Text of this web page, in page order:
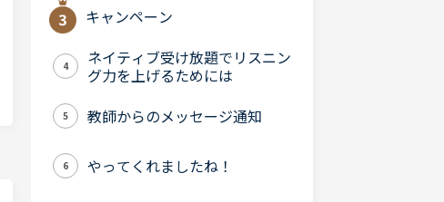
キャンペーン
4
ネイティブ受け放題でリスニン
グ力を上げるためには
5 教師からのメッセージ通知
6 やってくれましたね！